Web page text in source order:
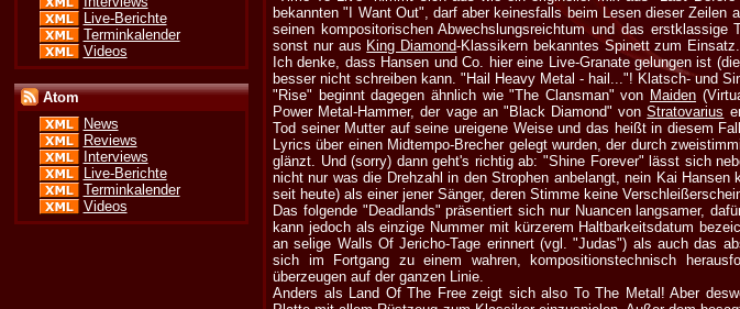
Live-Berichte
Terminkalender
Videos
Atom
News
Reviews
Interviews
Live-Berichte
Terminkalender
Videos
bekannten "I Want Out", darf aber keinesfalls beim Lesen dieser
seinen kompositorischen Abwechslungsreichtum und das
sonst nur aus King Diamond-Klassikern bekanntes Spinett zum
Ich denke, dass Hansen und Co. hier eine Live-Granate gelungen ist
besser nicht schreiben kann. "Hail Heavy Metal - hail..."! Klatsch- und
"Rise" beginnt dagegen ähnlich wie "The Clansman" von Maiden
Power Metal-Hammer, der vage an "Black Diamond" vonStratovarius
Tod seiner Mutter auf seine ureigene Weise und das heißt in diesem
Lyrics über einen Midtempo-Brecher gelegt wurden, der durch
glänzt. Und (sorry) dann geht's richtig ab: "Shine Forever" lässt sich
nicht nur was die Drehzahl in den Strophen anbelangt, nein Kai
seit heute) als einer jener Sänger, deren Stimme keine
Das folgende "Deadlands" präsentiert sich nur Nuancen langsamer,
kann jedoch als einzige Nummer mit kürzerem Haltbarkeitsdatum
an selige Walls Of Jericho-Tage erinnert (vgl. "Judas") als auch das
sich im Fortgang zu einem wahren, kompositionstechnisch
überzeugen auf der ganzen Linie.
Anders als Land Of The Free zeigt sich also To The Metal! Aber